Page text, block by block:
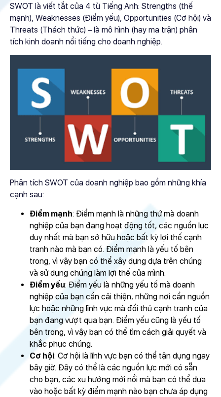
SWOT là viết tắt của 4 từ Tiếng Anh: Strengths (thế
mạnh), Weaknesses (Điểm yếu), Opportunities (Cơ hội) và
Threats (Thách thức) – là mô hình (hay ma trận) phân
tích kinh doanh nổi tiếng cho doanh nghiệp.
Phân tích SWOT của doanh nghiệp bao gồm những khía
cạnh sau:
Điểm mạnh: Điểm mạnh là những thứ mà doanh
nghiệp của bạn đang hoạt động tốt, các nguồn lực
duy nhất mà bạn sở hữu hoặc bất kỳ lợi thế cạnh
tranh nào mà bạn có. Điểm mạnh là yếu tố bên
trong, vì vậy bạn có thể xây dựng dựa trên chúng
và sử dụng chúng làm lợi thế của mình.
Điểm yếu: Điểm yếu là những yếu tố mà doanh
nghiệp của bạn cần cải thiện, những nơi cần nguồn
lực hoặc những lĩnh vực mà đối thủ cạnh tranh của
bạn đang vượt qua bạn. Điểm yếu cũng là yếu tố
bên trong, vì vậy bạn có thể tìm cách giải quyết và
khắc phục chúng.
Cơ hội: Cơ hội là lĩnh vực bạn có thể tận dụng ngay
bây giờ. Đây có thể là các nguồn lực mới có sẵn
cho bạn, các xu hướng mới nổi mà bạn có thể dựa
vào hoặc bất kỳ điểm mạnh nào bạn chưa áp dụng